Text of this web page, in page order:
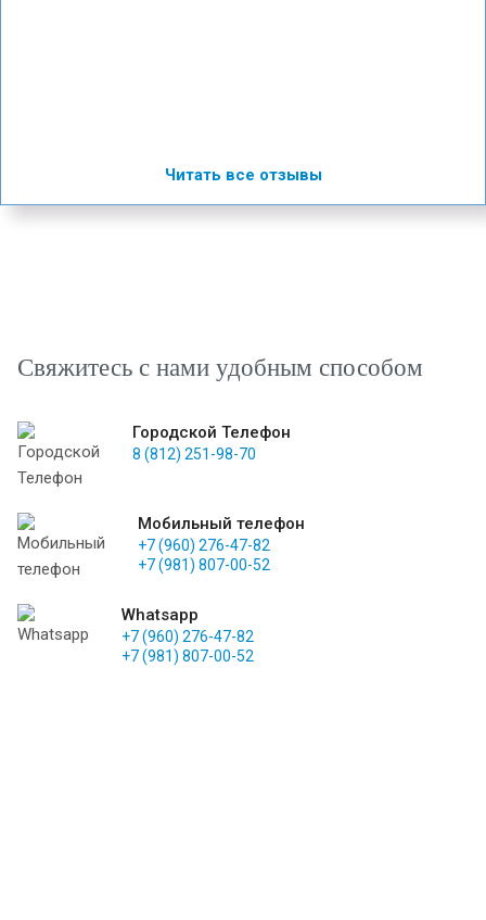
Читать все отзывы
Свяжитесь с нами удобным способом
Городской Телефон
8 (812) 251-98-70
Мобильный телефон
+7 (960) 276-47-82
+7 (981) 807-00-52
Whatsapp
+7 (960) 276-47-82
+7 (981) 807-00-52